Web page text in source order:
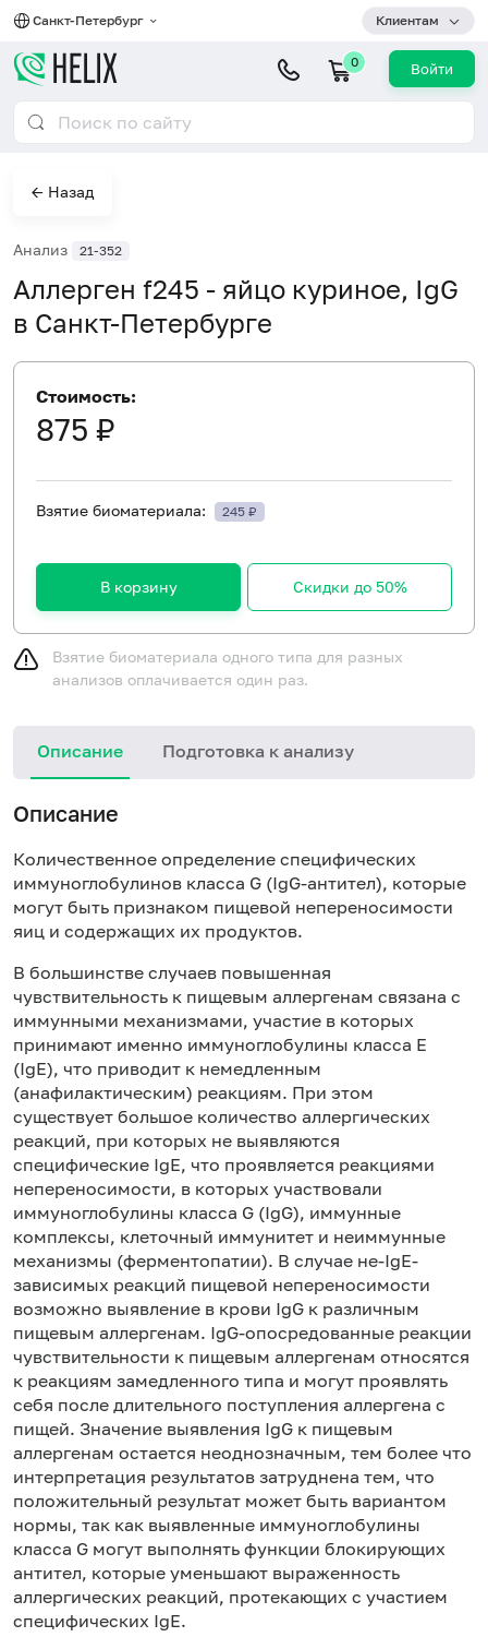
Санкт-Петербург Клиентам
0 Войти
← Назад
Анализ 21-352
Аллерген f245 - яйцо куриное, IgG
в Санкт-Петербурге
Стоимость:
875 ₽
Взятие биоматериала: 245 ₽
В корзину Скидки до 50%
Взятие биоматериала одного типа для разных
анализов оплачивается один раз.
Описание Подготовка к анализу
Описание
Количественное определение специфических
иммуноглобулинов класса G (IgG-антител), которые
могут быть признаком пищевой непереносимости
яиц и содержащих их продуктов.
В большинстве случаев повышенная
чувствительность к пищевым аллергенам связана с
иммунными механизмами, участие в которых
принимают именно иммуноглобулины класса Е
(IgE), что приводит к немедленным
(анафилактическим) реакциям. При этом
существует большое количество аллергических
реакций, при которых не выявляются
специфические IgE, что проявляется реакциями
непереносимости, в которых участвовали
иммуноглобулины класса G (IgG), иммунные
комплексы, клеточный иммунитет и неиммунные
механизмы (ферментопатии). В случае не-IgE-
зависимых реакций пищевой непереносимости
возможно выявление в крови IgG к различным
пищевым аллергенам. IgG-опосредованные реакции
чувствительности к пищевым аллергенам относятся
к реакциям замедленного типа и могут проявлять
себя после длительного поступления аллергена с
пищей. Значение выявления IgG к пищевым
аллергенам остается неоднозначным, тем более что
интерпретация результатов затруднена тем, что
положительный результат может быть вариантом
нормы, так как выявленные иммуноглобулины
класса G могут выполнять функции блокирующих
антител, которые уменьшают выраженность
аллергических реакций, протекающих с участием
специфических IgE.